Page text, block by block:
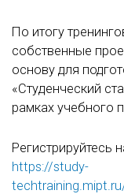
По итогу
собственные
основу для
«Студенческий
рамках учебного
Регистрируйтесь
https://study-